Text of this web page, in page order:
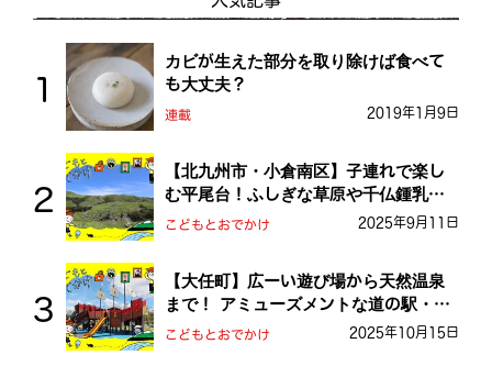
カビが生えた部分を取り除けば食べて
も大丈夫？
連載 2019年1月9日
【北九州市・小倉南区】子連れで楽し
む平尾台！ふしぎな草原や千仏鍾乳洞
を探検しよう！
こどもとおでかけ 2025年9月11日
【大任町】広ーい遊び場から天然温泉
まで！ アミューズメントな道の駅・お
おとう桜街道
こどもとおでかけ 2025年10月15日